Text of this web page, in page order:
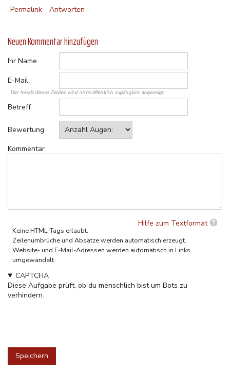
Permalink
Antworten
Neuen Kommentar hinzufügen
Ihr Name
E-Mail
Der Inhalt dieses Feldes wird nicht öffentlich zugänglich angezeigt.
Betreff
Bewertung
Kommentar
Hilfe zum Textformat
Keine HTML-Tags erlaubt.
Zeilenumbrüche und Absätze werden automatisch erzeugt.
Website- und E-Mail-Adressen werden automatisch in Links
umgewandelt.
CAPTCHA
Diese Aufgabe prüft, ob du menschlich bist um Bots zu
verhindern.